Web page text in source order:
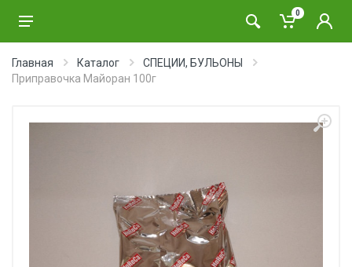
0
Главная Каталог
СПЕЦИИ, БУЛЬОНЫ
Приправочка Майоран 100г